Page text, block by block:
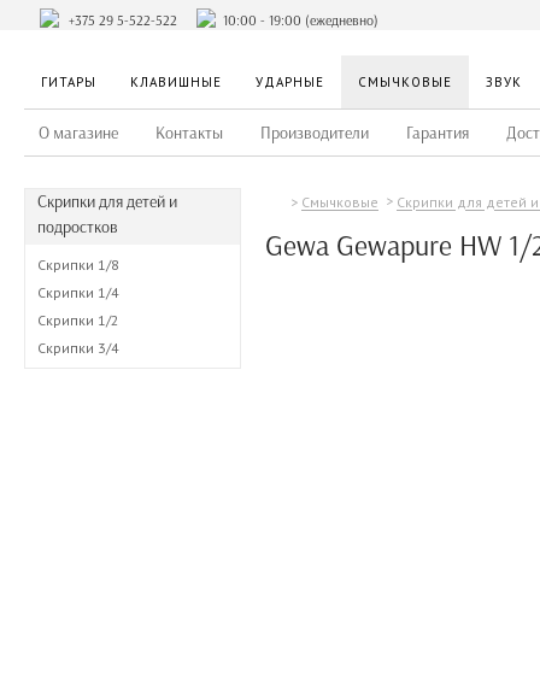
+375 29 5-522-522 10:00 - 19:00 (ежедневно)
ГИТАРЫ КЛАВИШНЫЕ УДАРНЫЕ СМЫЧКОВЫЕ ЗВУК
О магазине Контакты Производители Гарантия
Скрипки для детей и
подростков
Скрипки 1/8
Скрипки 1/4
Скрипки 1/2
Скрипки 3/4
Смычковые Скрипки для детей
Gewa Gewapure HW 1/